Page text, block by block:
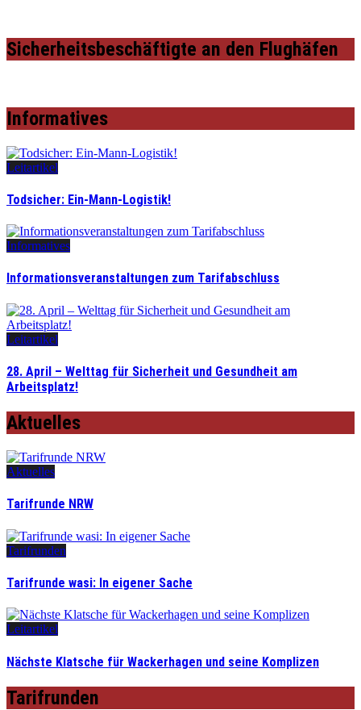
Sicherheitsbeschäftigte an den Flughäfen
Informatives
Leitartikel
Todsicher: Ein-Mann-Logistik!
Informatives
Informationsveranstaltungen zum Tarifabschluss
Leitartikel
28. April – Welttag für Sicherheit und Gesundheit am
Arbeitsplatz!
Aktuelles
Aktuelles
Tarifrunde NRW
Tarifrunden
Tarifrunde wasi: In eigener Sache
Leitartikel
Nächste Klatsche für Wackerhagen und seine Komplizen
Tarifrunden